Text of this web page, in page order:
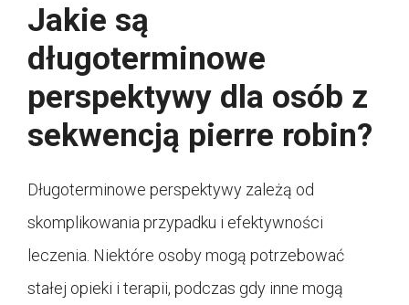
Jakie są
długoterminowe
perspektywy dla osób z
sekwencją pierre robin?
Długoterminowe perspektywy zależą od
skomplikowania przypadku i efektywności
leczenia. Niektóre osoby mogą potrzebować
stałej opieki i terapii, podczas gdy inne mogą